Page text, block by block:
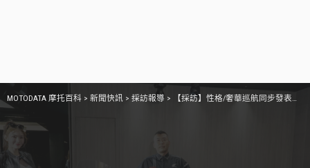
MOTODATA 摩托百科 > 新聞快訊 > 採訪報導 > 【採訪】性格/奢華巡航同步發表！HONDA 台灣本田 Rebel 1100 / Rebel 1100 T、GOLDWING / GOLDWING TOUR 系列手排、自排全到齊！